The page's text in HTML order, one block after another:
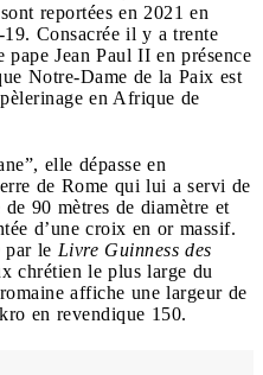
reportées en 2021 en
Consacrée il y a trente
Jean Paul II en présence
Notre-Dame de la Paix est
en Afrique de
elle dépasse en
de Rome qui lui a servi de
90 mètres de diamètre et
d’une croix en or massif.
par le Livre Guinness des
chrétien le plus large du
affiche une largeur de
en revendique 150.